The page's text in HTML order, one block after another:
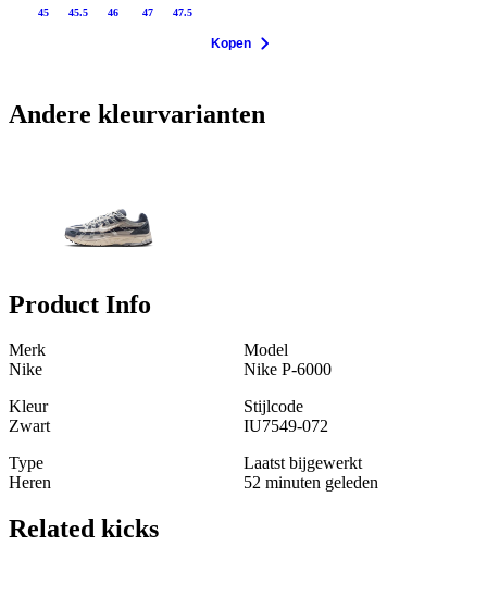
45 45.5 46 47 47.5
Kopen
Andere kleurvarianten
Product Info
Merk
Nike
Model
Nike P-6000
Kleur
Zwart
Stijlcode
IU7549-072
Type
Heren
Laatst bijgewerkt
52 minuten geleden
Related kicks